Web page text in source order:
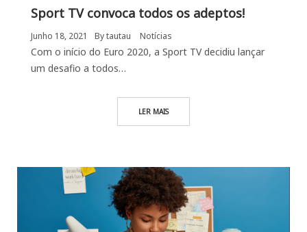
Sport TV convoca todos os adeptos!
Junho 18, 2021 Bytautau Notícias
Com o início do Euro 2020, a Sport TV decidiu lançar
um desafio a todos…
LER MAIS